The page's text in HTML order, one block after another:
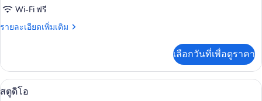
ของ
ห้อง
Wi-Fi ฟรี
รายละเอียดเพิ่มเติม
ราย
เกี่ยว
กับ
ห้อง
เลือกวันที่เพื่อดูราคา
เปิด
สตูดิโอ | เครื่องนอนระดับพรีเมียม, มิ
6
สตูดิโอ